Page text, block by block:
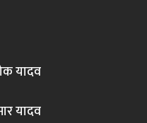
यादव
यादव